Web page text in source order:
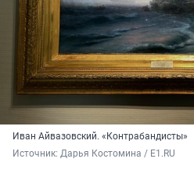
Иван Айвазовский. «Контрабандисты»
Источник: Дарья Костомина / E1.RU